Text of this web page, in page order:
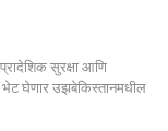
सुरक्षा आणि
भेट घेणार उझबेकिस्तानमधील